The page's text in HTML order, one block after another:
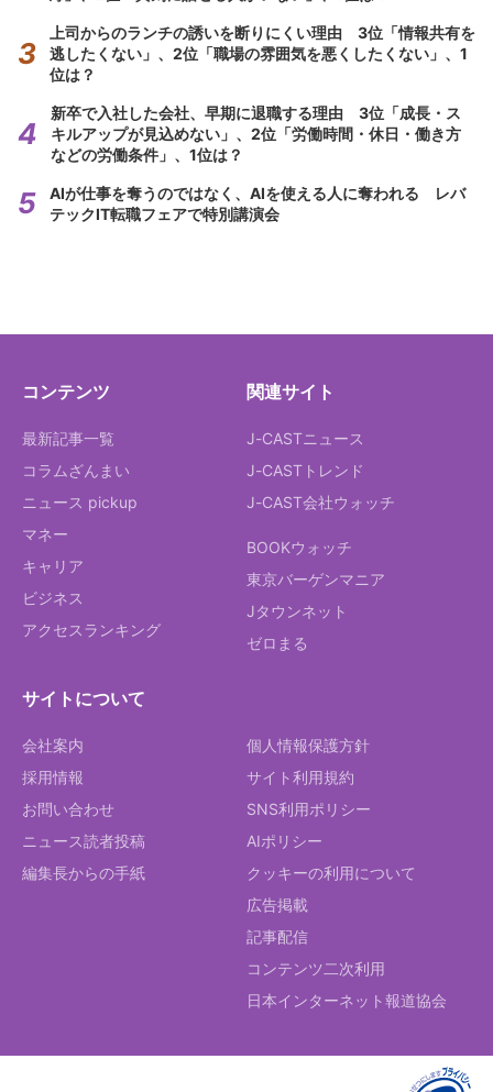
上司からのランチの誘いを断りにくい理由 3位「情報共有を
逃したくない」、2位「職場の雰囲気を悪くしたくない」、1
位は？
新卒で入社した会社、早期に退職する理由 3位「成長・ス
キルアップが見込めない」、2位「労働時間・休日・働き方
などの労働条件」、1位は？
AIが仕事を奪うのではなく、AIを使える人に奪われる レバ
テックIT転職フェアで特別講演会
コンテンツ
最新記事一覧
コラムざんまい
ニュース pickup
マネー
キャリア
ビジネス
アクセスランキング
関連サイト
J-CASTニュース
J-CASTトレンド
J-CAST会社ウォッチ
BOOKウォッチ
東京バーゲンマニア
Jタウンネット
ゼロまる
サイトについて
会社案内
採用情報
お問い合わせ
ニュース読者投稿
編集長からの手紙
個人情報保護方針
サイト利用規約
SNS利用ポリシー
AIポリシー
クッキーの利用について
広告掲載
記事配信
コンテンツ二次利用
日本インターネット報道協会